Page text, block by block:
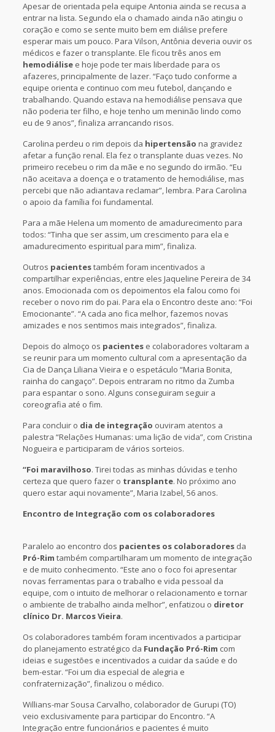
Apesar de orientada pela equipe Antonia ainda se recusa a
entrar na lista. Segundo ela o chamado ainda não atingiu o
coração e como se sente muito bem em diálise prefere
esperar mais um pouco. Para Vilson, Antônia deveria ouvir os
médicos e fazer o transplante. Ele ficou três anos em
hemodiálisee hoje pode ter mais liberdade para os
afazeres, principalmente de lazer. “Faço tudo conforme a
equipe orienta e continuo com meu futebol, dançando e
trabalhando. Quando estava na hemodiálise pensava que
não poderia ter filho, e hoje tenho um meninão lindo como
eu de 9 anos”, finaliza arrancando risos.
Carolina perdeu o rim depois da hipertensão na gravidez
afetar a função renal. Ela fez o transplante duas vezes. No
primeiro recebeu o rim da mãe e no segundo do irmão. “Eu
não aceitava a doença e o tratamento de hemodiálise, mas
percebi que não adiantava reclamar”, lembra. Para Carolina
o apoio da família foi fundamental.
Para a mãe Helena um momento de amadurecimento para
todos: “Tinha que ser assim, um crescimento para ela e
amadurecimento espiritual para mim”, finaliza.
Outros pacientestambém foram incentivados a
compartilhar experiências, entre eles Jaqueline Pereira de 34
anos. Emocionada com os depoimentos ela falou como foi
receber o novo rim do pai. Para ela o Encontro deste ano: “Foi
Emocionante”. “A cada ano fica melhor, fazemos novas
amizades e nos sentimos mais integrados”, finaliza.
Depois do almoço os pacientese colaboradores voltaram a
se reunir para um momento cultural com a apresentação da
Cia de Dança Liliana Vieira e o espetáculo “Maria Bonita,
rainha do cangaço”. Depois entraram no ritmo da Zumba
para espantar o sono. Alguns conseguiram seguir a
coreografia até o fim.
Para concluir o dia de integração ouviram atentos a
palestra “Relações Humanas: uma lição de vida”, com Cristina
Nogueira e participaram de vários sorteios.
“Foi maravilhoso. Tirei todas as minhas dúvidas e tenho
certeza que quero fazer o transplante. No próximo ano
quero estar aqui novamente”, Maria Izabel, 56 anos.
Encontro de Integração com os colaboradores
Paralelo ao encontro dos pacientes os colaboradoresda
Pró-Rim também compartilharam um momento de integração
e de muito conhecimento. “Este ano o foco foi apresentar
novas ferramentas para o trabalho e vida pessoal da
equipe, com o intuito de melhorar o relacionamento e tornar
o ambiente de trabalho ainda melhor”, enfatizou o diretor
clínico Dr. Marcos Vieira.
Os colaboradores também foram incentivados a participar
do planejamento estratégico da Fundação Pró-Rim com
ideias e sugestões e incentivados a cuidar da saúde e do
bem-estar. “Foi um dia especial de alegria e
confraternização”, finalizou o médico.
Willians-mar Sousa Carvalho, colaborador de Gurupi (TO)
veio exclusivamente para participar do Encontro. “A
Integração entre funcionários e pacientes é muito